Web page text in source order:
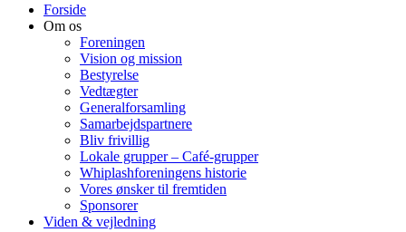
Forside
Om os
Foreningen
Vision og mission
Bestyrelse
Vedtægter
Generalforsamling
Samarbejdspartnere
Bliv frivillig
Lokale grupper – Café-grupper
Whiplashforeningens historie
Vores ønsker til fremtiden
Sponsorer
Viden & vejledning